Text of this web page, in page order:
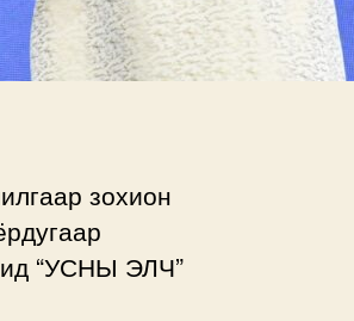
зохион
“УСНЫ ЭЛЧ”